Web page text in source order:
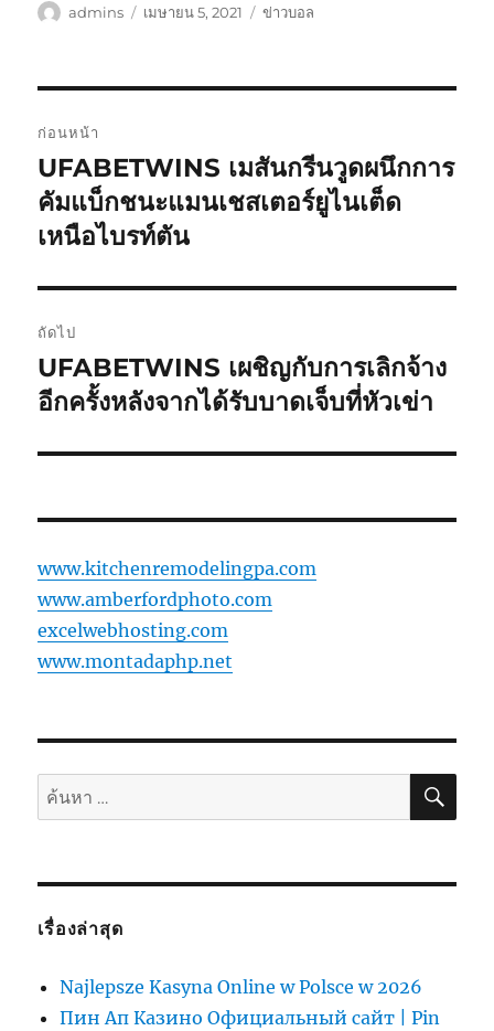
ผู้
admins
เขียน
เมษายน 5, 2021
หมวด
ข่าวบอล
นำทาง
เรื่อง
ก่อนหน้า
เรื่อง
ก่อน
หน้า:
UFABETWINS เมสันกรีนวูดผนึกการ
คัมแบ็กชนะแมนเชสเตอร์ยูไนเต็ด
เหนือไบรท์ตัน
ถัดไป
เรื่อง
ต่อ
UFABETWINS เผชิญกับการเลิกจ้าง
อีกครั้งหลังจากได้รับบาดเจ็บที่หัวเข่า
www.kitchenremodelingpa.com
www.amberfordphoto.com
excelwebhosting.com
www.montadaphp.net
ค้นหา: ค้น
เรื่องล่าสุด
Najlepsze Kasyna Online w Polsce w 2026
Пин Ап Казино Официальный сайт | Pin